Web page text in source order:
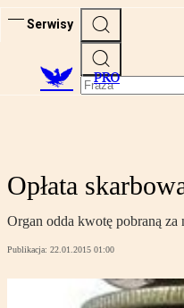
Serwisy
PRO
Opłata
Organ odda kwotę pobraną
Publikacja: 22.01.2015 01:00